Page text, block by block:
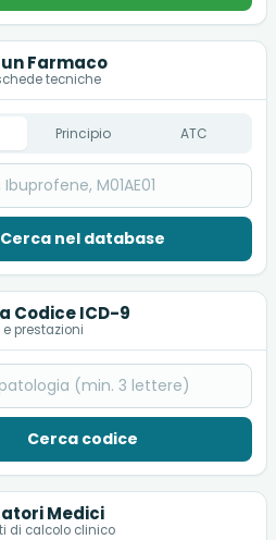
Farmaco
tecniche
Principio ATC
Cerca nel database
Codice ICD-9
prestazioni
Cerca codice
Medici
di calcolo clinico